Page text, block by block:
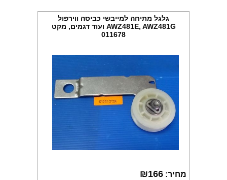
גלגל מתיחה למייבשי כביסה ווירפול
AWZ481E, AWZ481G ועוד דגמים, מקט
011678
מחיר: ₪166